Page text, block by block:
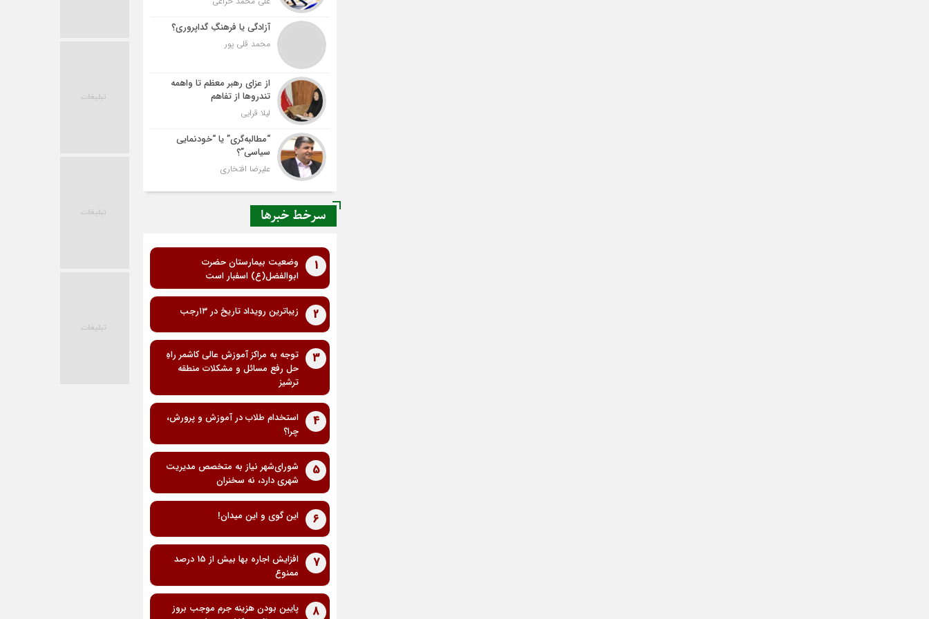
آزادگی یا فرهنگِ گداپروری؟
محمد قلی پور
از عزای رهبر معظم تا واهمه
تندروها از تفاهم
لیلا قرایی
“مطالبه‌گری” یا “خودنمایی
سیاسی”؟
علیرضا افتخاری
سرخط خبرها
1
وضعیت بیمارستان حضرت
ابوالفضل(ع) اسفبار است
2 زیباترین رویداد تاریخ در ۱۳رجب
3
توجه به مراکز آموزش عالی کاشمر راهِ
حل رفع مسائل و مشکلات منطقه
ترشیز
4
استخدام طلاب در آموزش و پرورش،
چرا؟
5
شورای‌شهر نیاز به متخصص مدیریت
شهری دارد، نه سخنران
6 این گوی و این میدان!
7
افزایش اجاره بها بیش از 15 درصد
ممنوع
8
پایین بودن هزینه جرم موجب بروز